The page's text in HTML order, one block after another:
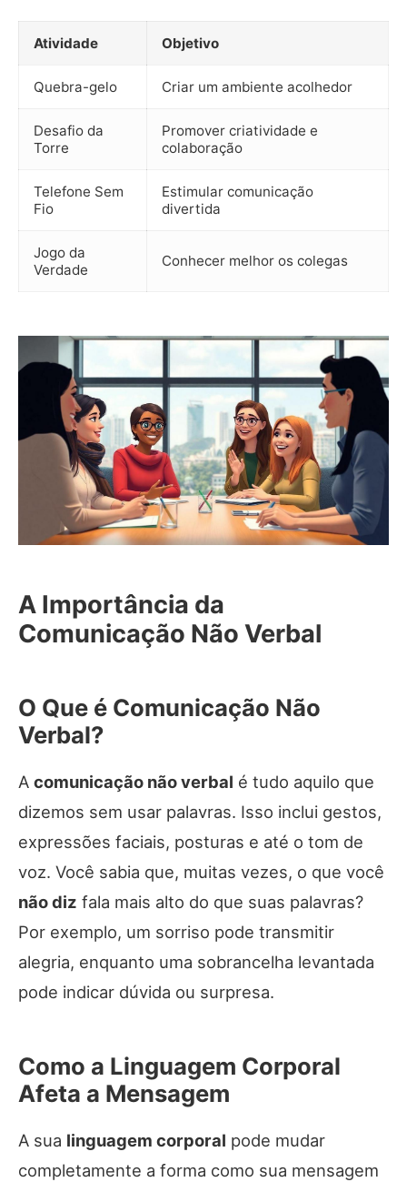
Atividade Objetivo
Quebra-gelo Criar um ambiente acolhedor
Desafio da
Torre
Promover criatividade e
colaboração
Telefone Sem
Fio
Estimular comunicação
divertida
Jogo da
Verdade
Conhecer melhor os colegas
A Importância da
Comunicação Não Verbal
O Que é Comunicação Não
Verbal?
A comunicação não verbal é tudo aquilo que
dizemos sem usar palavras. Isso inclui gestos,
expressões faciais, posturas e até o tom de
voz. Você sabia que, muitas vezes, o que você
não diz fala mais alto do que suas palavras?
Por exemplo, um sorriso pode transmitir
alegria, enquanto uma sobrancelha levantada
pode indicar dúvida ou surpresa.
Como a Linguagem Corporal
Afeta a Mensagem
A sua linguagem corporal pode mudar
completamente a forma como sua mensagem